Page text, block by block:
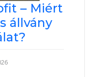
– Miért
állvány